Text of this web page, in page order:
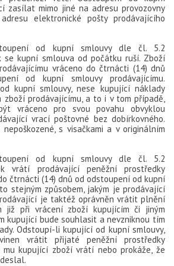
zasílat mimo jiné na adresu provozovny
elektronické pošty prodávajícího
od kupní smlouvy dle čl. 5.2
se kupní smlouva od počátku ruší. Zboží
vráceno do čtrnácti (14) dnů
od kupní smlouvy prodávajícímu.
kupní smlouvy, nese kupující náklady
zboží prodávajícímu, a to i v tom případě,
vráceno pro svou povahu obvyklou
vrací poštovné bez dobírkovného.
s visačkami a v originálním
od kupní smlouvy dle čl. 5.2
vrátí prodávající peněžní prostředky
čtrnácti (14) dnů od odstoupení od kupní
stejným způsobem, jakým je prodávající
je taktéž oprávněn vrátit plnění
již při vrácení zboží kupujícím či jiným
kupující bude souhlasit a nevzniknou tím
Odstoupí-li kupující od kupní smlouvy,
vrátit přijaté peněžní prostředky
mu kupující zboží vrátí nebo prokáže, že